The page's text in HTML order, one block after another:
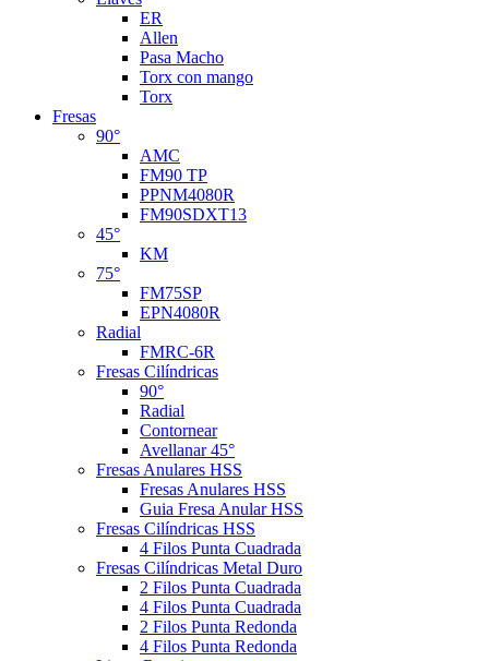
ER
Allen
Pasa Macho
Torx con mango
Torx
Fresas
90°
AMC
FM90 TP
PPNM4080R
FM90SDXT13
45°
KM
75°
FM75SP
EPN4080R
Radial
FMRC-6R
Fresas Cilíndricas
90°
Radial
Contornear
Avellanar 45°
Fresas Anulares HSS
Fresas Anulares HSS
Guia Fresa Anular HSS
Fresas Cilíndricas HSS
4 Filos Punta Cuadrada
Fresas Cilíndricas Metal Duro
2 Filos Punta Cuadrada
4 Filos Punta Cuadrada
2 Filos Punta Redonda
4 Filos Punta Redonda